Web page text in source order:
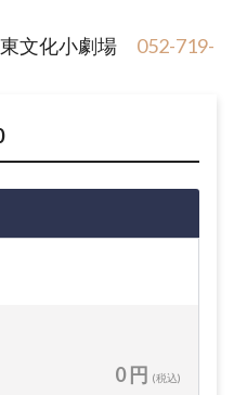
文化小劇場 052-719-
0 円 (税込)